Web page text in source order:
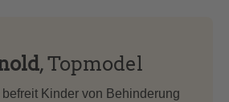
, Topmodel
Kinder von Behinderung